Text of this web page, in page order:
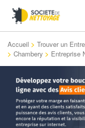
Accueil > Trouver un
> Chambery > Entreprise